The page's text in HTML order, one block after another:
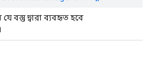
বস্তু দ্বারা ব্যবহৃত হবে
।